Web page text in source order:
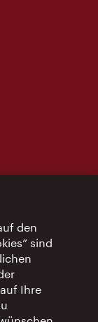
den
sind
Ihre